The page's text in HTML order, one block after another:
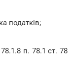
податків;
п. 78.1 ст. 78